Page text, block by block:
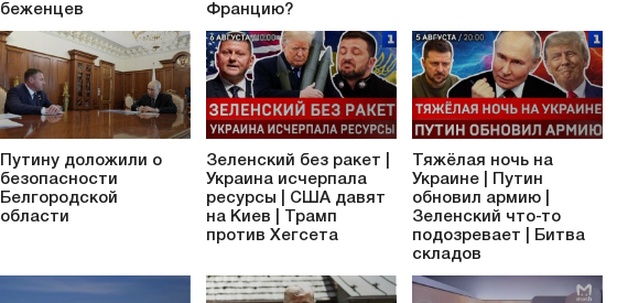
беженцев
Францию?
Путину доложили о
безопасности
Белгородской
области
Зеленский без ракет |
Украина исчерпала
ресурсы | США давят
на Киев | Трамп
против Хегсета
Тяжёлая ночь на
Украине | Путин
обновил армию |
Зеленский что-то
подозревает | Битва
складов